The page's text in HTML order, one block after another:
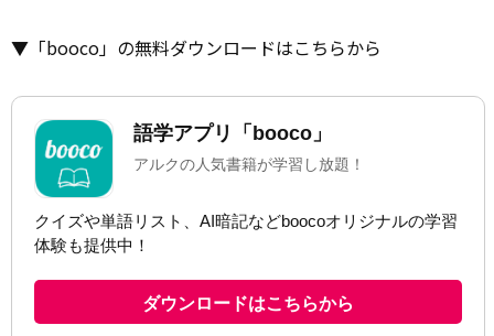
▼「booco」の無料ダウンロードはこちらから